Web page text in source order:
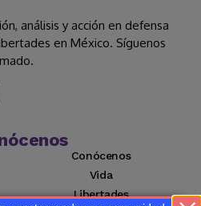
análisis y acción en defensa
en México. Síguenos
Conócenos
Vida
Libertades